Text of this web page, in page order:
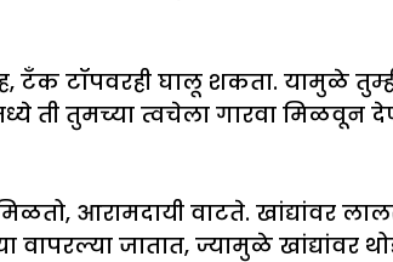
टँक टॉपवरही घालू शकता. यामुळे
ती तुमच्या त्वचेला गारवा मिळवून
आरामदायी वाटते. खांद्यांवर
वापरल्या जातात, ज्यामुळे खांद्यांवर